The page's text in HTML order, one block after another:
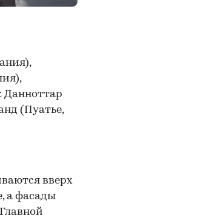
Данноттар
(Пуатье,
вверх
а фасады